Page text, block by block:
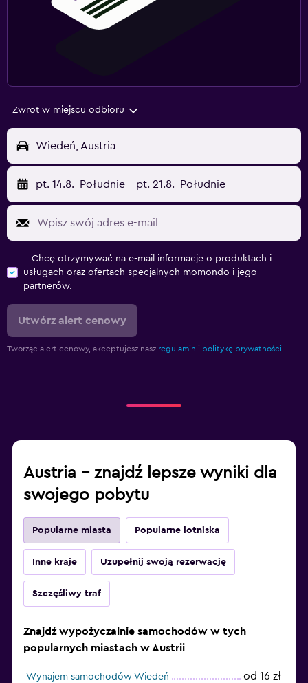
Zwrot w miejscu odbioru
Wiedeń, Austria
pt. 14.8. Południe - pt. 21.8. Południe
Chcę otrzymywać na e-mail informacje o produktach i
usługach oraz ofertach specjalnych momondo i jego
partnerów.
Utwórz alert cenowy
Tworząc alert cenowy, akceptujesz nasz regulamin i politykę prywatności.
Austria – znajdź lepsze wyniki dla
swojego pobytu
Popularne miasta Popularne lotniska
Inne kraje Uzupełnij swoją rezerwację
Szczęśliwy traf
Znajdź wypożyczalnie samochodów w tych
popularnych miastach w Austrii
Wynajem samochodów Wiedeń od 16 zł